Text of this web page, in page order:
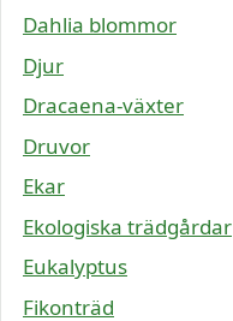
Dahlia blommor
Djur
Dracaena-växter
Druvor
Ekar
Ekologiska trädgårdar
Eukalyptus
Fikonträd